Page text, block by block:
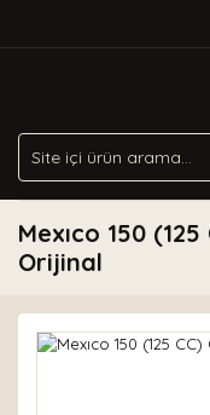
Mexıco 150 (125
Orijinal